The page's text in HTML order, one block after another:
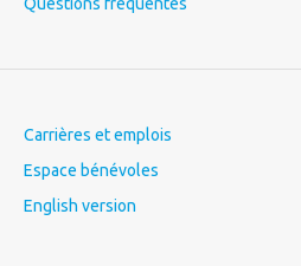
Carrières et emplois
Espace bénévoles
English version